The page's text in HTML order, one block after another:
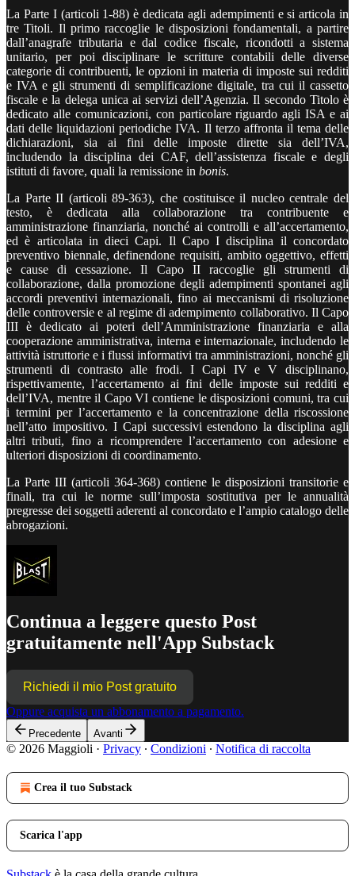
La Parte I (articoli 1-88) è dedicata agli adempimenti e si articola in
tre Titoli. Il primo raccoglie le disposizioni fondamentali, a partire
dall’anagrafe tributaria e dal codice fiscale, ricondotti a sistema
unitario, per poi disciplinare le scritture contabili delle diverse
categorie di contribuenti, le opzioni in materia di imposte sui redditi
e IVA e gli strumenti di semplificazione digitale, tra cui il cassetto
fiscale e la delega unica ai servizi dell’Agenzia. Il secondo Titolo è
dedicato alle comunicazioni, con particolare riguardo agli ISA e ai
dati delle liquidazioni periodiche IVA. Il terzo affronta il tema delle
dichiarazioni, sia ai fini delle imposte dirette sia dell’IVA,
includendo la disciplina dei CAF, dell’assistenza fiscale e degli
istituti di favore, quali la remissione in bonis.
La Parte II (articoli 89-363), che costituisce il nucleo centrale del
testo, è dedicata alla collaborazione tra contribuente e
amministrazione finanziaria, nonché ai controlli e all’accertamento,
ed è articolata in dieci Capi. Il Capo I disciplina il concordato
preventivo biennale, definendone requisiti, ambito oggettivo, effetti
e cause di cessazione. Il Capo II raccoglie gli strumenti di
collaborazione, dalla promozione degli adempimenti spontanei agli
accordi preventivi internazionali, fino ai meccanismi di risoluzione
delle controversie e al regime di adempimento collaborativo. Il Capo
III è dedicato ai poteri dell’Amministrazione finanziaria e alla
cooperazione amministrativa, interna e internazionale, includendo le
attività istruttorie e i flussi informativi tra amministrazioni, nonché gli
strumenti di contrasto alle frodi. I Capi IV e V disciplinano,
rispettivamente, l’accertamento ai fini delle imposte sui redditi e
dell’IVA, mentre il Capo VI contiene le disposizioni comuni, tra cui
i termini per l’accertamento e la concentrazione della riscossione
nell’atto impositivo. I Capi successivi estendono la disciplina agli
altri tributi, fino a ricomprendere l’accertamento con adesione e
ulteriori disposizioni di coordinamento.
La Parte III (articoli 364-368) contiene le disposizioni transitorie e
finali, tra cui le norme sull’imposta sostitutiva per le annualità
pregresse dei soggetti aderenti al concordato e l’ampio catalogo delle
abrogazioni.
Continua a leggere questo Post
gratuitamente nell'App Substack
Richiedi il mio Post gratuito
Oppure acquista un abbonamento a pagamento.
Precedente Avanti
© 2026 Maggioli · Privacy ∙ Condizioni ∙ Notifica di raccolta
Crea il tuo Substack
Scarica l'app